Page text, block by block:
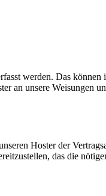
werden. Das können
an unsere Weisungen
Hoster der
das die